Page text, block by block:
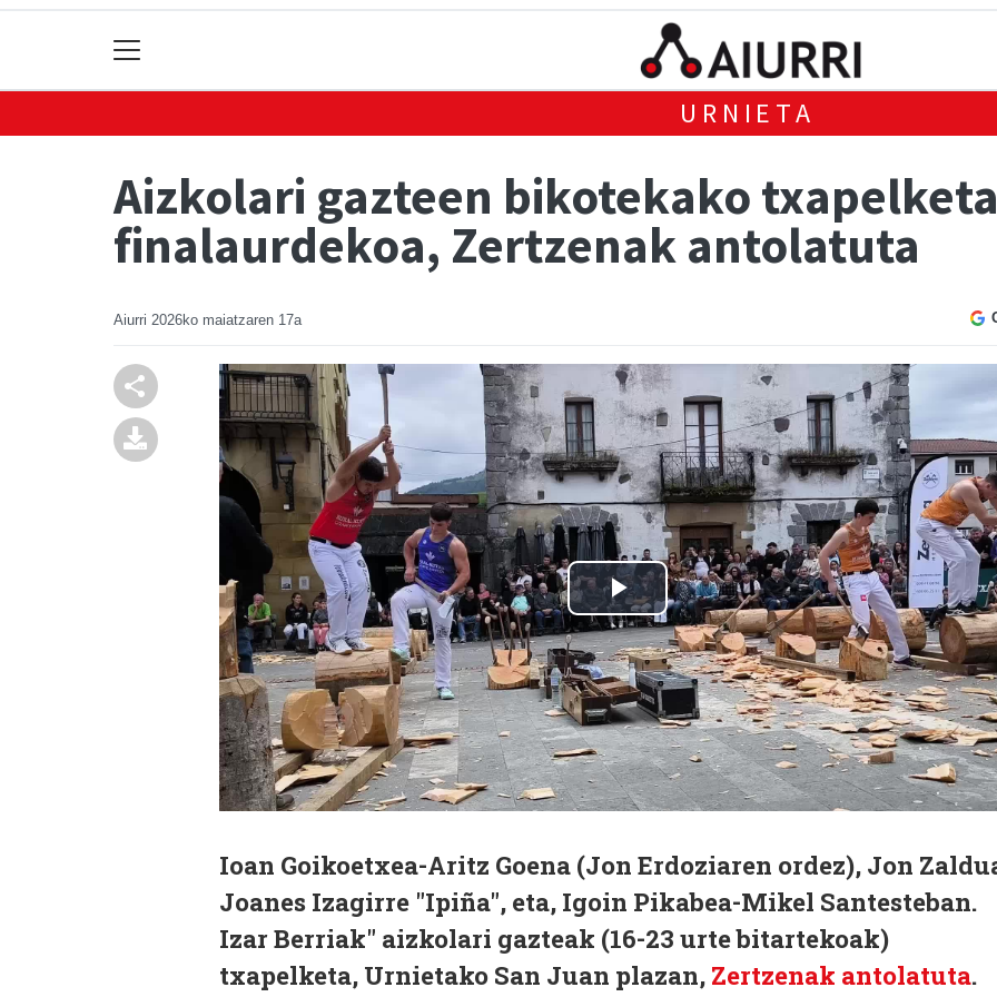
URNIETA
Aizkolari gazteen bikotekako
finalaurdekoa, Zertzenak antolatuta
Aiurri 2026ko maiatzaren 17a
Ioan Goikoetxea-Aritz Goena (Jon Erdoziaren ordez), Jon
Joanes Izagirre "Ipiña", eta, Igoin Pikabea-Mikel Santesteban.
Izar Berriak" aizkolari gazteak (16-23 urte bitartekoak)
txapelketa, Urnietako San Juan plazan, Zertzenak antolatuta.